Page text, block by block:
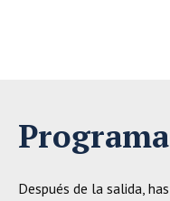
Después de la salida,